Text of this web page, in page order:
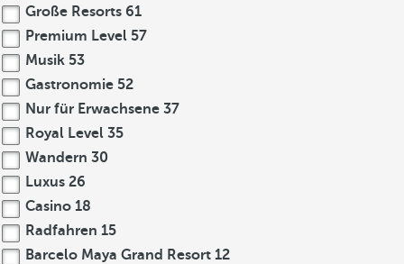
Große Resorts 61
Premium Level 57
Musik 53
Gastronomie 52
Nur für Erwachsene 37
Royal Level 35
Wandern 30
Luxus 26
Casino 18
Radfahren 15
Barcelo Maya Grand Resort 12